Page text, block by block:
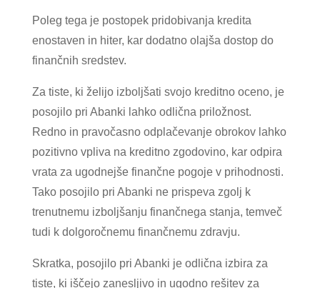
Poleg tega je postopek pridobivanja kredita
enostaven in hiter, kar dodatno olajša dostop do
finančnih sredstev.
Za tiste, ki želijo izboljšati svojo kreditno oceno, je
posojilo pri Abanki lahko odlična priložnost.
Redno in pravočasno odplačevanje obrokov lahko
pozitivno vpliva na kreditno zgodovino, kar odpira
vrata za ugodnejše finančne pogoje v prihodnosti.
Tako posojilo pri Abanki ne prispeva zgolj k
trenutnemu izboljšanju finančnega stanja, temveč
tudi k dolgoročnemu finančnemu zdravju.
Skratka, posojilo pri Abanki je odlična izbira za
tiste, ki iščejo zanesljivo in ugodno rešitev za